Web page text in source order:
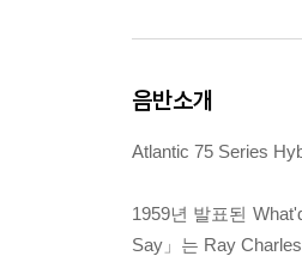
음반소개
Atlantic 75 Series
1959년 발표된
Say」는 Ray